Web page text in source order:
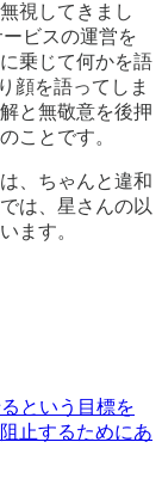
視してきまし
ビスの運営を
乗じて何かを語
顔を語ってしま
と無敬意を後押
ことです。
、ちゃんと違和
は、星さんの以
ます。
という目標を
止するためにあ